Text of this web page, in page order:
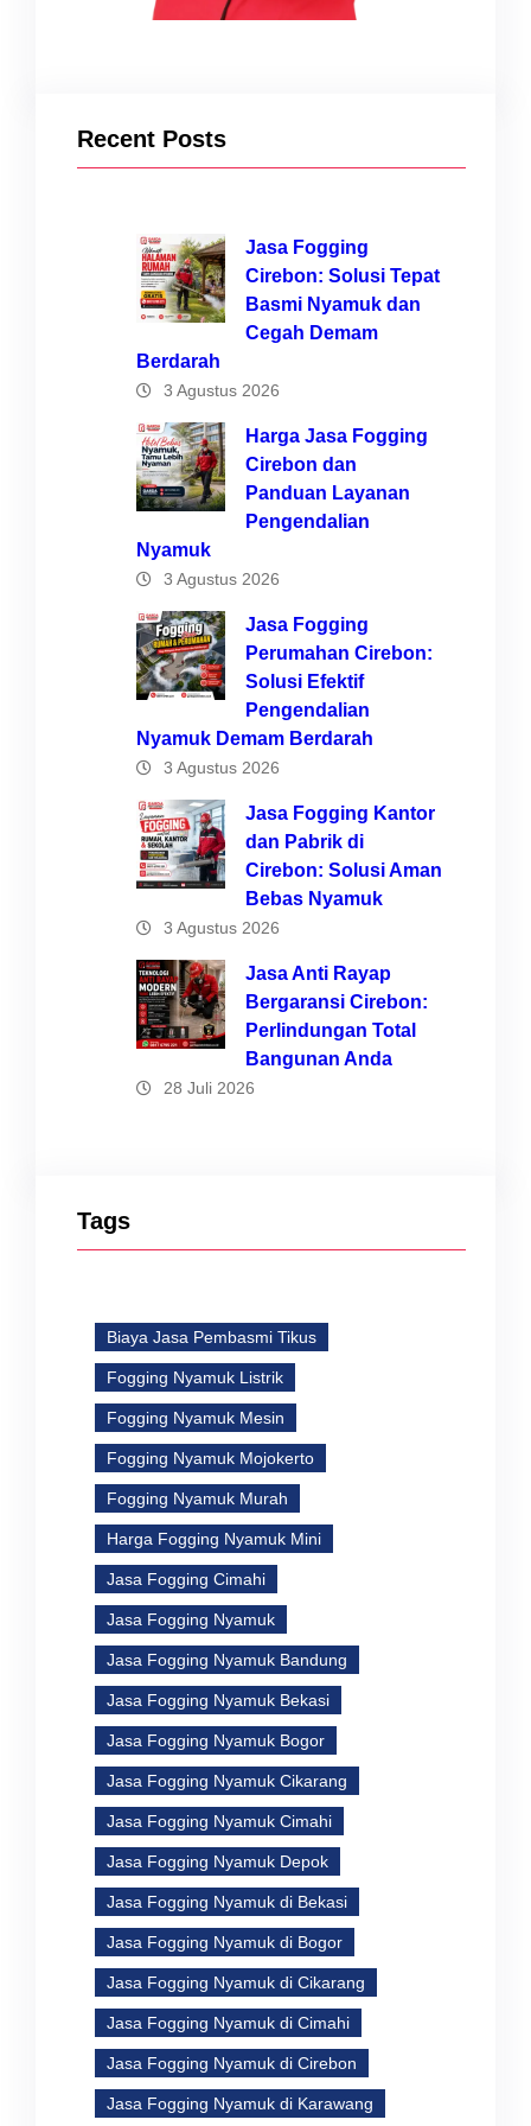
Recent Posts
Jasa Fogging
Cirebon: Solusi Tepat
Basmi Nyamuk dan
Cegah Demam
Berdarah
3 Agustus 2026
Harga Jasa Fogging
Cirebon dan
Panduan Layanan
Pengendalian
Nyamuk
3 Agustus 2026
Jasa Fogging
Perumahan Cirebon:
Solusi Efektif
Pengendalian
Nyamuk Demam Berdarah
3 Agustus 2026
Jasa Fogging Kantor
dan Pabrik di
Cirebon: Solusi Aman
Bebas Nyamuk
3 Agustus 2026
Jasa Anti Rayap
Bergaransi Cirebon:
Perlindungan Total
Bangunan Anda
28 Juli 2026
Tags
Biaya Jasa Pembasmi Tikus
Fogging Nyamuk Listrik
Fogging Nyamuk Mesin
Fogging Nyamuk Mojokerto
Fogging Nyamuk Murah
Harga Fogging Nyamuk Mini
Jasa Fogging Cimahi
Jasa Fogging Nyamuk
Jasa Fogging Nyamuk Bandung
Jasa Fogging Nyamuk Bekasi
Jasa Fogging Nyamuk Bogor
Jasa Fogging Nyamuk Cikarang
Jasa Fogging Nyamuk Cimahi
Jasa Fogging Nyamuk Depok
Jasa Fogging Nyamuk di Bekasi
Jasa Fogging Nyamuk di Bogor
Jasa Fogging Nyamuk di Cikarang
Jasa Fogging Nyamuk di Cimahi
Jasa Fogging Nyamuk di Cirebon
Jasa Fogging Nyamuk di Karawang